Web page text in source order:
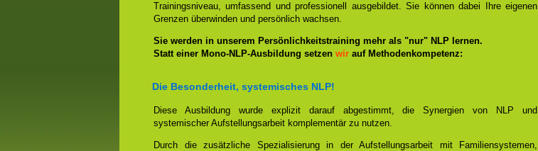
Trainingsniveau, umfassend und professionell ausgebildet. Sie können dabei Ihre eigenen
Grenzen überwinden und persönlich wachsen.
Sie werden in unserem Persönlichkeitstraining mehr als "nur" NLP lernen.
Statt einer Mono-NLP-Ausbildung setzen wir auf Methodenkompetenz:
Die Besonderheit, systemisches NLP!
Diese Ausbildung wurde explizit darauf abgestimmt, die Synergien von NLP und
systemischer Aufstellungsarbeit komplementär zu nutzen.
Durch die zusätzliche Spezialisierung in der Aufstellungsarbeit mit Familiensystemen,